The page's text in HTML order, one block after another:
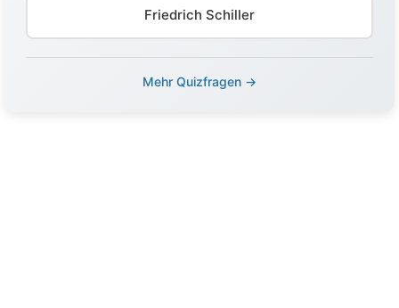
Friedrich Schiller
Mehr Quizfragen →